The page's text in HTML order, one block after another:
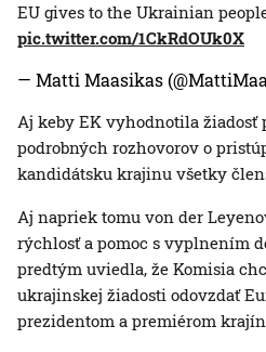
EU gives to the Ukrainian
pic.twitter.com/1CkRdOUk0X
— Matti Maasikas
Aj keby EK vyhodnotila žiadosť
podrobných rozhovorov o
kandidátsku krajinu všetky
Aj napriek tomu von der
rýchlosť a pomoc s vyplnením
predtým uviedla, že Komisia
ukrajinskej žiadosti odovzdať
prezidentom a premiérom